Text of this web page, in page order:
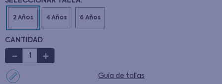
CANTIDAD
＋
－
Guía de tallas